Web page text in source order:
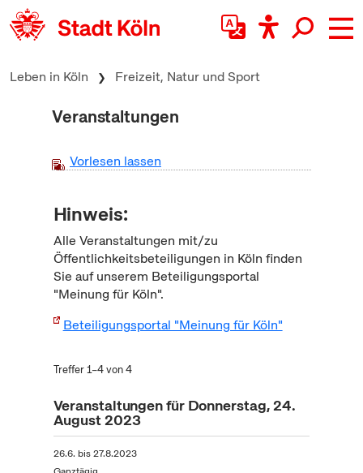
zum Inhalt springen
Leben in Köln Freizeit, Natur und Sport
Veranstaltungen
Vorlesen lassen
Hinweis:
Alle Veranstaltungen mit/zu
Öffentlichkeitsbeteiligungen in Köln finden
Sie auf unserem Beteiligungsportal
"Meinung für Köln".
Beteiligungsportal "Meinung für Köln"
Treffer 1–4 von 4
Veranstaltungen für Donnerstag, 24.
August 2023
26.6. bis27.8.2023